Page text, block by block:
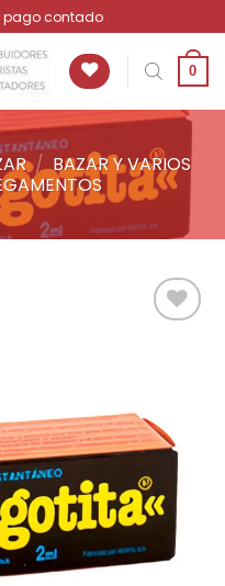
pago contado
0
/ BAZAR Y VARIOS